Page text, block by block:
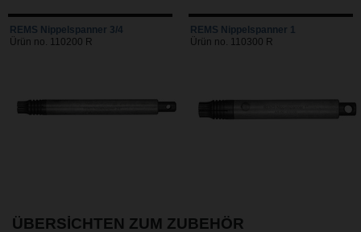
REMS Nippelspanner 3/4
Ürün no. 110200 R
REMS Nippelspanner 1
Ürün no. 110300 R
ÜBERSICHTEN ZUM ZUBEHÖR